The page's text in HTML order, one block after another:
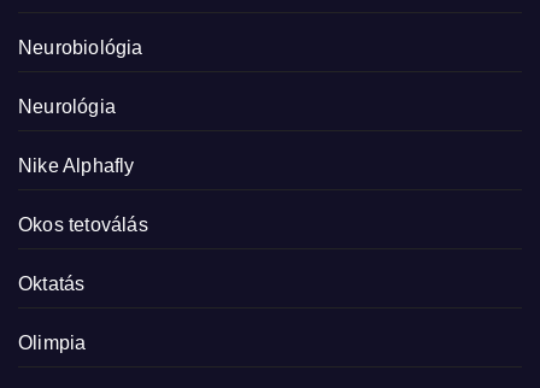
Neurobiológia
Neurológia
Nike Alphafly
Okos tetoválás
Oktatás
Olimpia